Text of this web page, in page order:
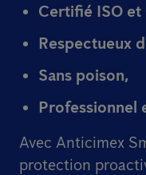
Certifié ISO et
Respectueux
Sans poison,
Professionnel
Avec Anticimex
protection